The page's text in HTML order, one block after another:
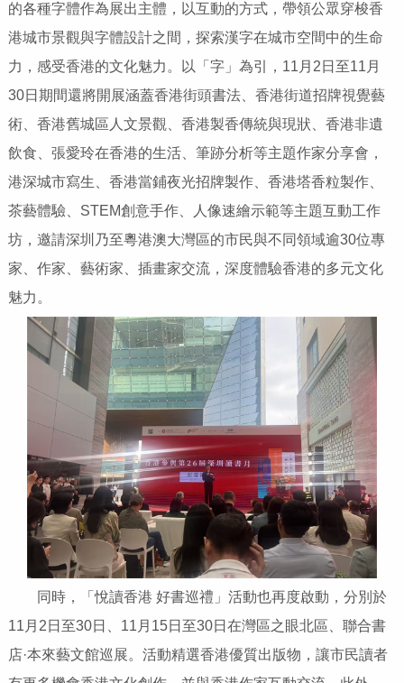
的各種字體作為展出主體，以互動的方式，帶領公眾穿梭香
港城市景觀與字體設計之間，探索漢字在城市空間中的生命
力，感受香港的文化魅力。以「字」為引，11月2日至11月
30日期間還將開展涵蓋香港街頭書法、香港街道招牌視覺藝
術、香港舊城區人文景觀、香港製香傳統與現狀、香港非遺
飲食、張愛玲在香港的生活、筆跡分析等主題作家分享會，
港深城市寫生、香港當鋪夜光招牌製作、香港塔香粒製作、
茶藝體驗、STEM創意手作、人像速繪示範等主題互動工作
坊，邀請深圳乃至粵港澳大灣區的市民與不同領域逾30位專
家、作家、藝術家、插畫家交流，深度體驗香港的多元文化
魅力。
同時，「悅讀香港 好書巡禮」活動也再度啟動，分別於
11月2日至30日、11月15日至30日在灣區之眼北區、聯合書
店·本來藝文館巡展。活動精選香港優質出版物，讓市民讀者